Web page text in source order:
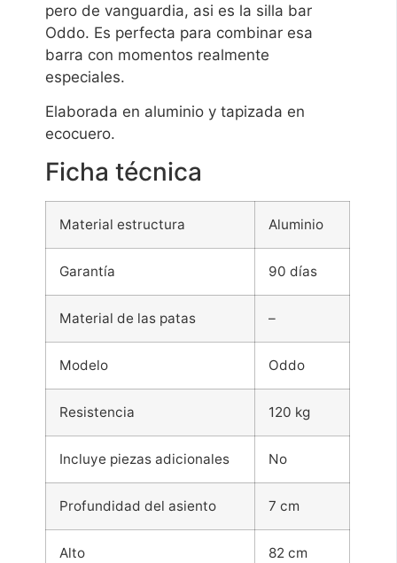
pero de vanguardia, asi es la silla bar
Oddo. Es perfecta para combinar esa
barra con momentos realmente
especiales.
Elaborada en aluminio y tapizada en
ecocuero.
Ficha técnica
Material estructura Aluminio
Garantía 90 días
Material de las patas –
Modelo Oddo
Resistencia 120 kg
Incluye piezas adicionales No
Profundidad del asiento 7 cm
Alto 82 cm